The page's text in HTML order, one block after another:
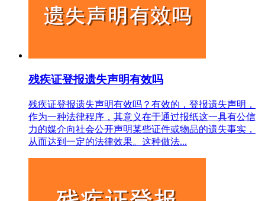
残疾证登报遗失声明有效吗
残疾证登报遗失声明有效吗？有效的，登报遗失声明，
作为一种法律程序，其意义在于通过报纸这一具有公信
力的媒介向社会公开声明某些证件或物品的遗失事实，
从而达到一定的法律效果。这种做法...